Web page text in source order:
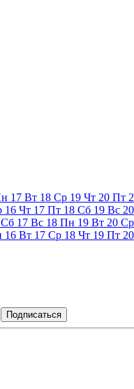
17 Вт 18 Ср 19 Чт 20 Пт
16 Чт 17 Пт 18 Сб 19 Вс 20
Сб 17 Вс 18 Пн 19 Вт 20 Ср
16 Вт 17 Ср 18 Чт 19 Пт 20